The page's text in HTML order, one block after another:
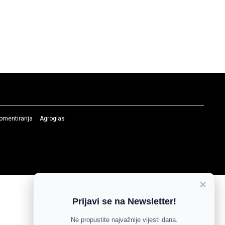
Agroglas
×
Prijavi se na Newsletter!
Ne propustite najvažnije vijesti dana.